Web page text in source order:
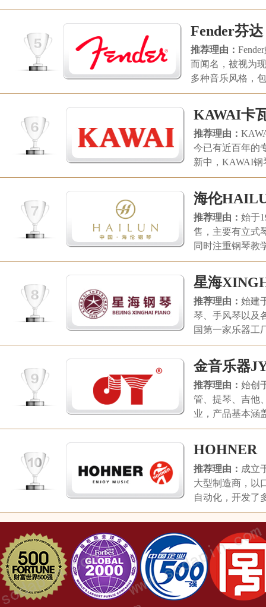
Fender芬达
推荐理由：
而闻名，被视为
多种音乐风格，
都产生了深远的
KAWAI卡
推荐理由：
今已有近百年的
新中，KAWAI钢
子乐器、音乐教
海伦
推荐理由： 始于
售，主要有立式
同时注重钢琴教
星海
推荐理由： 始建
琴、手风琴以及
国第一家乐器工
竖琴，北京星海
金音乐器
推荐理由： 始创
管、提琴、吉他
业，产品基本涵
和喜爱，河北金
HOHNER
推荐理由： 成立
大型制造商，以
自动化，开发了
其高品质的口琴
商贸有限公司。